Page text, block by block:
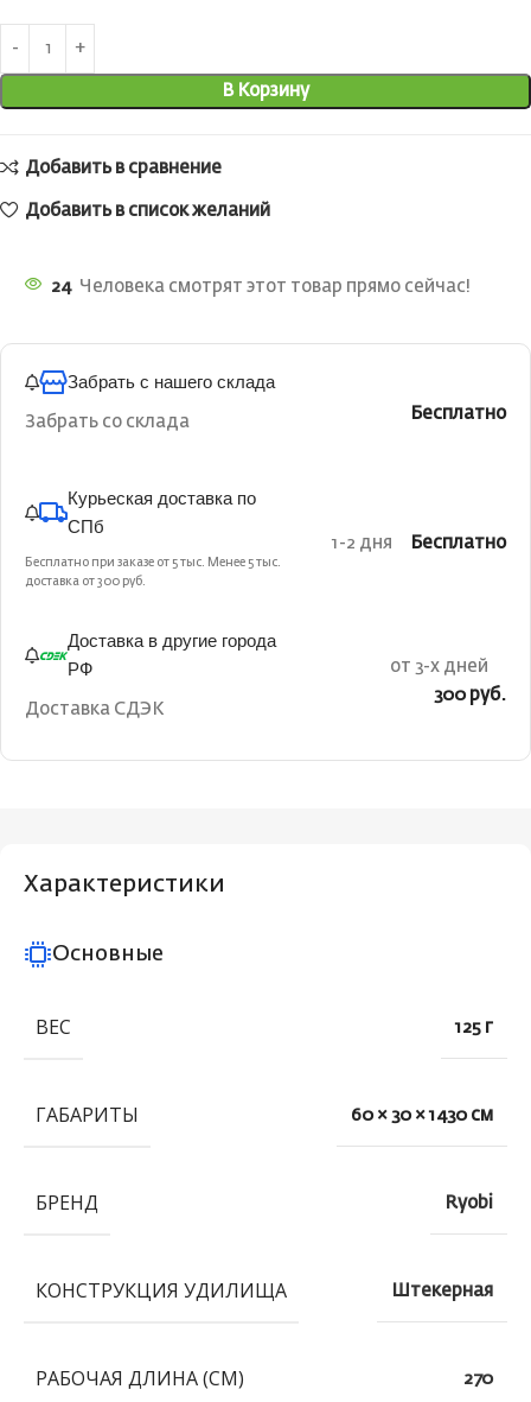
В Корзину
Добавить в сравнение
Добавить в список желаний
24 Человека смотрят этот товар прямо сейчас!
Забрать с нашего склада
Забрать со склада Бесплатно
Курьеская доставка по
СПб
Бесплатно при заказе от 5 тыс. Менее 5 тыс.
доставка от 300 руб.
1-2 дня Бесплатно
Доставка в другие города
РФ
Доставка СДЭК
от 3-х дней
300 руб.
Характеристики
Основные
ВЕС 125 г
ГАБАРИТЫ 60 × 30 × 1430 см
БРЕНД Ryobi
КОНСТРУКЦИЯ УДИЛИЩА Штекерная
РАБОЧАЯ ДЛИНА (СМ) 270